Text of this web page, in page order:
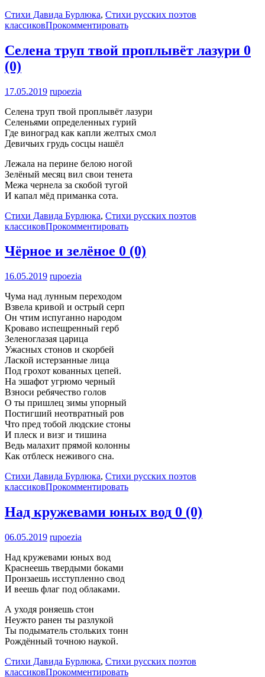
Стихи Давида Бурлюка, Стихи русских поэтов
классиковПрокомментировать
Селена труп твой проплывёт лазури 0
(0)
17.05.2019 rupoezia
Селена труп твой проплывёт лазури
Селеньями определенных гурий
Где виноград как капли желтых смол
Девичьих грудь сосцы нашёл
Лежала на перине белою ногой
Зелёный месяц вил свои тенета
Межа чернела за скобой тугой
И капал мёд приманка сота.
Стихи Давида Бурлюка, Стихи русских поэтов
классиковПрокомментировать
Чёрное и зелёное 0 (0)
16.05.2019 rupoezia
Чума над лунным переходом
Взвела кривой и острый серп
Он чтим испуганно народом
Кроваво испещренный герб
Зеленоглазая царица
Ужасных стонов и скорбей
Лаской истерзанные лица
Под грохот кованных цепей.
На эшафот угрюмо черный
Взноси ребячество голов
О ты пришлец зимы упорный
Постигший неотвратный ров
Что пред тобой людские стоны
И плеск и визг и тишина
Ведь малахит прямой колонны
Как отблеск неживого сна.
Стихи Давида Бурлюка, Стихи русских поэтов
классиковПрокомментировать
Над кружевами юных вод 0 (0)
06.05.2019 rupoezia
Над кружевами юных вод
Краснеешь твердыми боками
Пронзаешь исступленно свод
И веешь флаг под облаками.
А уходя роняешь стон
Неужто ранен ты разлукой
Ты подыматель стольких тонн
Рождённый точною наукой.
Стихи Давида Бурлюка, Стихи русских поэтов
классиковПрокомментировать